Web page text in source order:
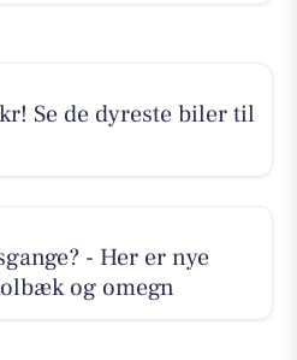
Se de dyreste biler til
- Her er nye
og omegn